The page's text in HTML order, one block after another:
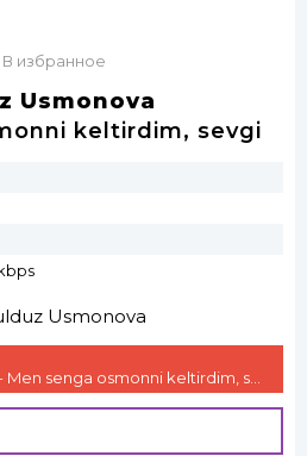
В избранное
Usmonova
keltirdim, sevgi
Usmonova